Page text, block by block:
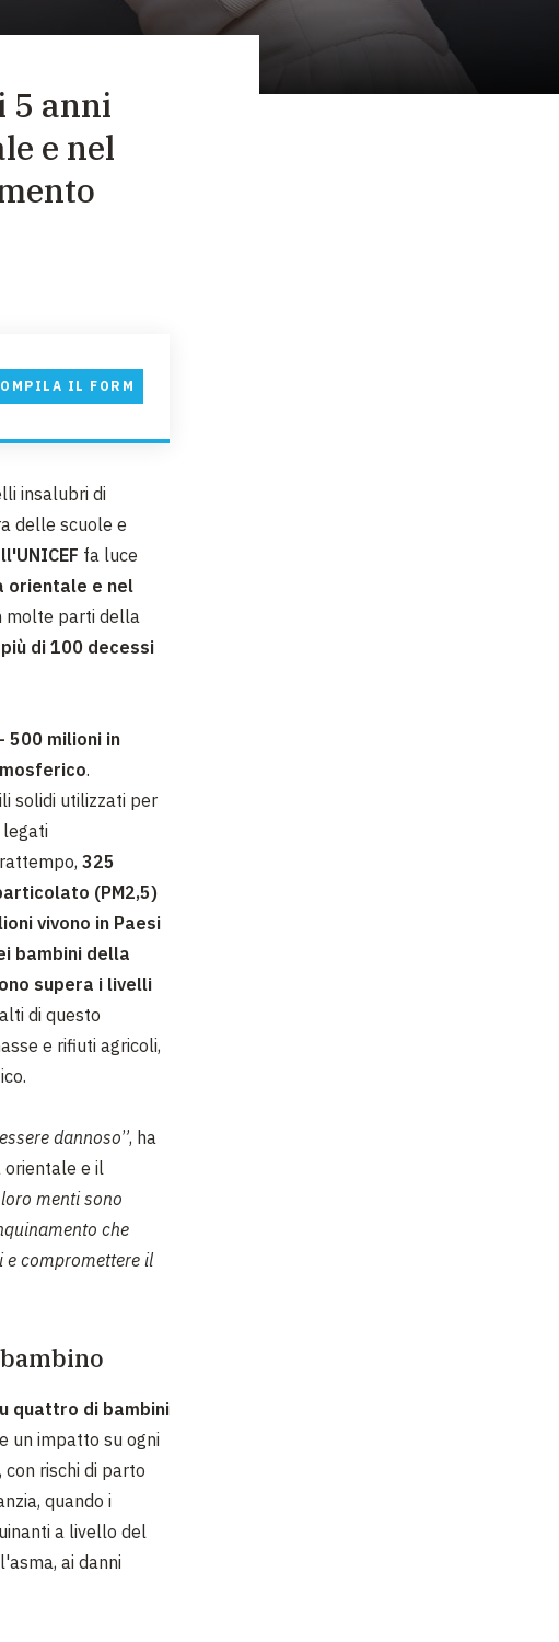
5 anni
e nel
IL FORM
insalubri di
delle scuole e
fa luce
orientale e nel
molte parti della
più di 100 decessi
500 milioni in
.
solidi utilizzati per
325
(PM2,5)
vivono in Paesi
bambini della
supera i livelli
di questo
e rifiuti agricoli,
dannoso”, ha
orientale e il
menti sono
che
e compromettere il
quattro di bambini
un impatto su ogni
rischi di parto
quando i
a livello del
ai danni